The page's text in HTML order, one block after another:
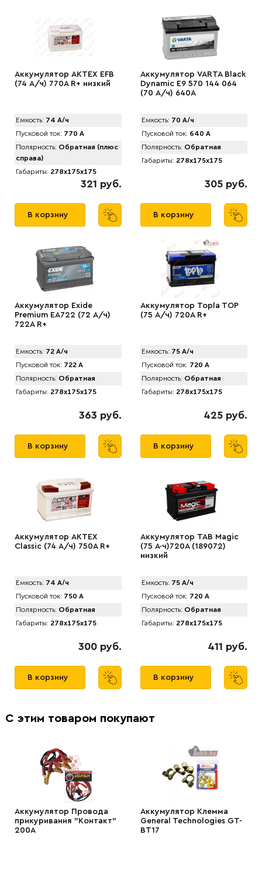
Аккумулятор АКТЕХ EFB
(74 А/ч) 770A R+ низкий
Емкость: 74 А/ч
Пусковой ток: 770 А
Полярность: Обратная (плюс
справа)
Габариты: 278x175x175
321 руб.
В корзину
Аккумулятор VARTA Black
Dynamic E9 570 144 064
(70 А/ч) 640А
Емкость: 70 А/ч
Пусковой ток: 640 А
Полярность: Обратная
Габариты: 278x175x175
305 руб.
В корзину
Аккумулятор Exide
Premium EA722 (72 А/ч)
722A R+
Емкость: 72 А/ч
Пусковой ток: 722 А
Полярность: Обратная
Габариты: 278x175x175
363 руб.
В корзину
Аккумулятор Topla TOP
(75 А/ч) 720А R+
Емкость: 75 А/ч
Пусковой ток: 720 А
Полярность: Обратная
Габариты: 278x175x175
425 руб.
В корзину
Аккумулятор AKTEX
Classic (74 А/ч) 750A R+
Емкость: 74 А/ч
Пусковой ток: 750 А
Полярность: Обратная
Габариты: 278x175x175
300 руб.
В корзину
Аккумулятор TAB Magic
(75 А·ч)720А (189072)
низкий
Емкость: 75 А/ч
Пусковой ток: 720 А
Полярность: Обратная
Габариты: 278x175x175
411 руб.
В корзину
С этим товаром покупают
Аккумулятор Провода
прикуривания "Контакт"
200А
Аккумулятор Клемма
General Technologies GT-
BT17